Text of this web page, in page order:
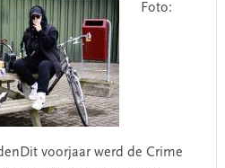
Foto:
voorjaar werd de Crime